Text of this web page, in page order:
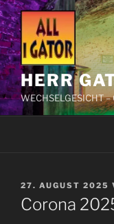
Zum
Inhalt
springen
HERR
WECHSELGESICHT
VERÖFFENTLICHT
AM
27. AUGUST 2025
Corona